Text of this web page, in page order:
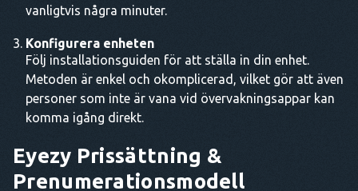
vanligtvis några minuter.
Konfigurera enheten
Följ installationsguiden för att ställa in din enhet.
Metoden är enkel och okomplicerad, vilket gör att även
personer som inte är vana vid övervakningsappar kan
komma igång direkt.
Eyezy Prissättning &
Prenumerationsmodell